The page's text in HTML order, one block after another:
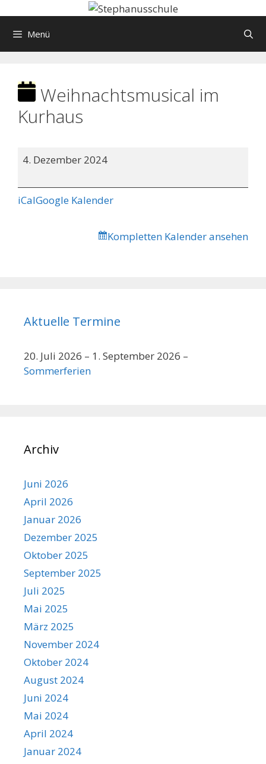
Inhalt Menü
Weihnachtsmusical im
Kurhaus
Weihnachtsmusical
Kurhaus
4. Dezember 2024
iCalGoogle Kalender
Kompletten Kalender ansehen
Aktuelle Termine
20. Juli 2026 – 1. September 2026 –
Sommerferien
Archiv
Juni 2026
April 2026
Januar 2026
Dezember 2025
Oktober 2025
September 2025
Juli 2025
Mai 2025
März 2025
November 2024
Oktober 2024
August 2024
Juni 2024
Mai 2024
April 2024
Januar 2024